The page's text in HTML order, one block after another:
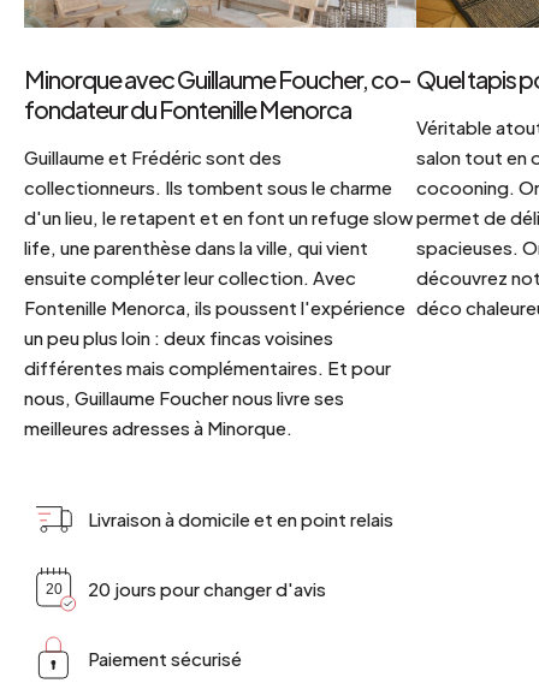
Minorque avec Guillaume Foucher, co-
fondateur du Fontenille Menorca
Guillaume et Frédéric sont des
collectionneurs. Ils tombent sous le charme
d'un lieu, le retapent et en font un refuge slow
life, une parenthèse dans la ville, qui vient
ensuite compléter leur collection. Avec
Fontenille Menorca, ils poussent l'expérience
un peu plus loin : deux fincas voisines
différentes mais complémentaires. Et pour
nous, Guillaume Foucher nous livre ses
meilleures adresses à Minorque.
Quel tapis
Véritable
salon tout en
cocooning.
permet de
spacieuses.
découvrez
déco
Livraison à domicile et en point relais
20 jours pour changer d'avis
Paiement sécurisé